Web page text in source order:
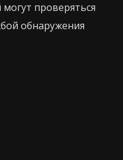
проверяться
обнаружения